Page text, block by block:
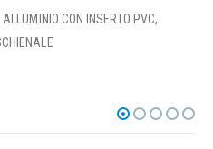
CON INSERTO PVC,